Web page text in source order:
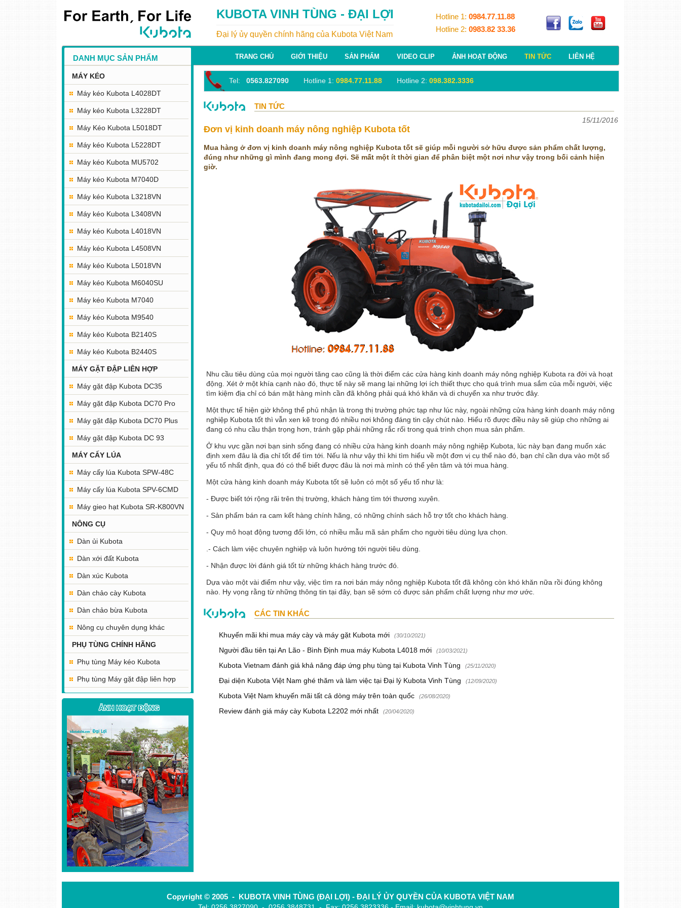
KUBOTA VINH TÙNG - ĐẠI LỢI
Đại lý ủy quyền chính hãng của Kubota Việt Nam
Hotline 1: 0984.77.11.88
Hotline 2: 0983.82 33.36
TRANG CHỦ GIỚI THIỆU SẢN PHẨM VIDEO CLIP ẢNH HOẠT ĐỘNG TIN TỨC LIÊN HỆ
Tel: 0563.827090 Hotline 1: 0984.77.11.88 Hotline 2: 098.382.3336
DANH MỤC SẢN PHẨM
MÁY KÉO
Máy kéo Kubota L4028DT
Máy kéo Kubota L3228DT
Máy Kéo Kubota L5018DT
Máy kéo Kubota L5228DT
Máy kéo Kubota MU5702
Máy kéo Kubota M7040D
Máy kéo Kubota L3218VN
Máy kéo Kubota L3408VN
Máy kéo Kubota L4018VN
Máy kéo Kubota L4508VN
Máy kéo Kubota L5018VN
Máy kéo Kubota M6040SU
Máy kéo Kubota M7040
Máy kéo Kubota M9540
Máy kéo Kubota B2140S
Máy kéo Kubota B2440S
MÁY GẶT ĐẬP LIÊN HỢP
Máy gặt đập Kubota DC35
Máy gặt đập Kubota DC70 Pro
Máy gặt đập Kubota DC70 Plus
Máy gặt đập Kubota DC 93
MÁY CẤY LÚA
Máy cấy lúa Kubota SPW-48C
Máy cấy lúa Kubota SPV-6CMD
Máy gieo hạt Kubota SR-K800VN
NÔNG CỤ
Dàn ủi Kubota
Dàn xới đất Kubota
Dàn xúc Kubota
Dàn chảo cày Kubota
Dàn chảo bừa Kubota
Nông cụ chuyên dụng khác
PHỤ TÙNG CHÍNH HÃNG
Phụ tùng Máy kéo Kubota
Phụ tùng Máy gặt đập liên hợp
ẢNH HOẠT ĐỘNG
TIN TỨC
Đơn vị kinh doanh máy nông nghiệp Kubota tốt
15/11/2016
Mua hàng ở đơn vị kinh doanh máy nông nghiệp Kubota tốt sẽ giúp mỗi người sở hữu được sản phẩm chất lượng,
đúng như những gì mình đang mong đợi. Sẽ mất một ít thời gian để phân biệt một nơi như vậy trong bối cảnh hiện
giờ.
Nhu cầu tiêu dùng của mọi người tăng cao cũng là thời điểm các cửa hàng kinh doanh máy nông nghiệp Kubota ra đời và hoạt
động. Xét ở một khía cạnh nào đó, thực tế này sẽ mang lại những lợi ích thiết thực cho quá trình mua sắm của mỗi người, việc
tìm kiệm địa chỉ có bán mặt hàng mình cần đã không phải quá khó khăn và di chuyển xa như trước đây.
Một thực tế hiện giờ không thể phủ nhận là trong thị trường phức tạp như lúc này, ngoài những cửa hàng kinh doanh máy nông
nghiệp Kubota tốt thì vẫn xen kẽ trong đó nhiều nơi không đáng tin cậy chút nào. Hiểu rõ được điều này sẽ giúp cho những ai
đang có nhu cầu thận trọng hơn, tránh gặp phải những rắc rối trong quá trình chọn mua sản phẩm
Ở khu vực gần nơi bạn sinh sống đang có nhiều cửa hàng kinh doanh máy nông nghiệp Kubota, lúc này bạn đang muốn xác
định xem đâu là địa chỉ tốt để tìm tới. Nếu là như vậy thì khi tìm hiểu về một đơn vị cụ thể nào đó, bạn chỉ cần dựa vào một số
yếu tố nhất định, qua đó có thể biết được đâu là nơi mà mình có thể yên tâm và tới mua hàng.
Một cửa hàng kinh doanh máy Kubota tốt sẽ luôn có một số yếu tố như là:
- Được biết tới rộng rãi trên thị trường, khách hàng tìm tới thương xuyên.
- Sản phẩm bán ra cam kết hàng chính hãng, có những chính sách hỗ trợ tốt cho khách hàng.
- Quy mô hoạt động tương đối lớn, có nhiều mẫu mã sản phẩm cho người tiêu dùng lựa chọn.
.- Cách làm việc chuyên nghiệp và luôn hướng tới người tiêu dùng.
- Nhận được lời đánh giá tốt từ những khách hàng trước đó.
Dựa vào một vài điểm như vậy, việc tìm ra nơi bán máy nông nghiệp Kubota tốt đã không còn khó khăn nữa rồi đúng không
nào. Hy vọng rằng từ những thông tin tại đây, bạn sẽ sớm có được sản phẩm chất lượng như mơ ước.
CÁC TIN KHÁC
Khuyến mãi khi mua máy cày và máy gặt Kubota mới (30/10/2021)
Người đầu tiên tại An Lão - Bình Định mua máy Kubota L4018 mới (10/03/2021)
Kubota Vietnam đánh giá khả năng đáp ứng phụ tùng tại Kubota Vinh Tùng (25/11/2020)
Đại diện Kubota Việt Nam ghé thăm và làm việc tại Đại lý Kubota Vinh Tùng (12/09/2020)
Kubota Việt Nam khuyến mãi tất cả dòng máy trên toàn quốc (26/08/2020)
Review đánh giá máy cày Kubota L2202 mới nhất (20/04/2020)
Copyright © 2005 - KUBOTA VINH TÙNG (ĐẠI LỢI) - ĐẠI LÝ ỦY QUYỀN CỦA KUBOTA VIỆT NAM